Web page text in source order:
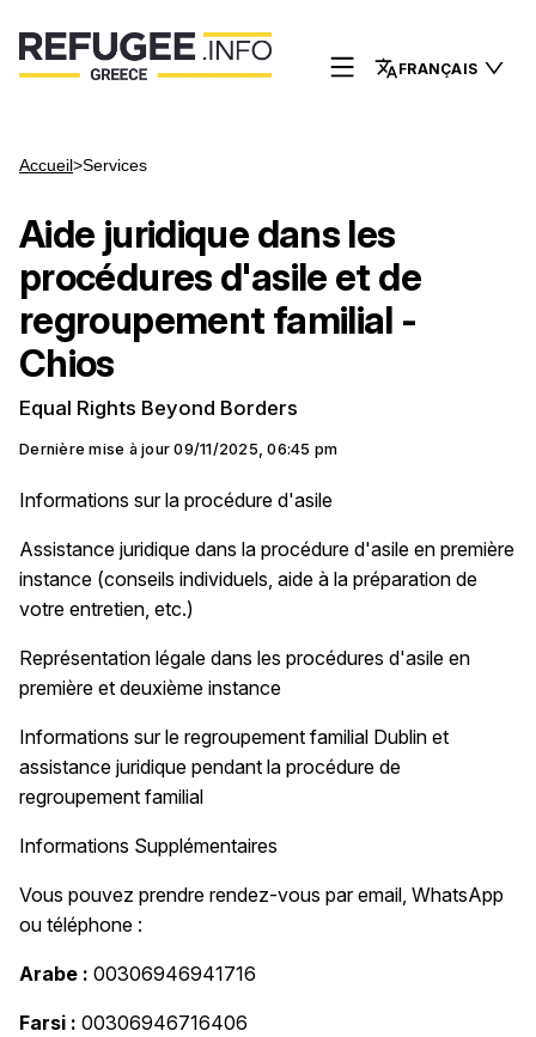
FRANÇAIS
Accueil>Services
Aide juridique dans les
procédures d'asile et de
regroupement familial -
Chios
Equal Rights Beyond Borders
Dernière mise à jour 09/11/2025, 06:45 pm
Informations sur la procédure d'asile
Assistance juridique dans la procédure d'asile en première
instance (conseils individuels, aide à la préparation de
votre entretien, etc.)
Représentation légale dans les procédures d'asile en
première et deuxième instance
Informations sur le regroupement familial Dublin et
assistance juridique pendant la procédure de
regroupement familial
Informations Supplémentaires
Vous pouvez prendre rendez-vous par email, WhatsApp
ou téléphone :
Arabe : 00306946941716
Farsi : 00306946716406